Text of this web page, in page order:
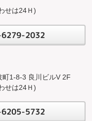
せは24Ｈ)
2032
町1-8-3 良川ビルV 2F
せは24Ｈ)
5732